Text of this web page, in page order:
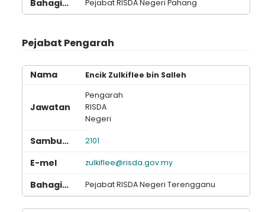
Pejabat RISDA Negeri Pahang
Pejabat Pengarah
Encik Zulkiflee bin Salleh
Pengarah
RISDA
Negeri
2101
zulkiflee@risda.gov.my
Pejabat RISDA Negeri Terengganu